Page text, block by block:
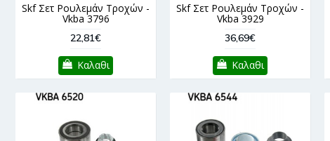
Skf Σετ Ρουλεμάν Τροχών -
Vkba 3796
22,81€
Καλαθι
Skf Σετ Ρουλεμάν Τροχών -
Vkba 3929
36,69€
Καλαθι